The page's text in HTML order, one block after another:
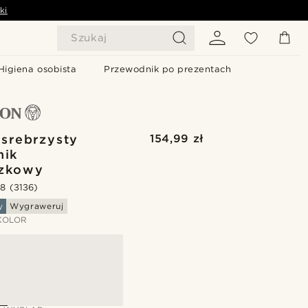
Szukaj
osobista Przewodnik po prezentach
154,99 zł
(3136)
Wygraweruj